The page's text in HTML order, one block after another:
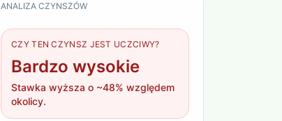
ANALIZA CZYNSZÓW
CZY TEN CZYNSZ JEST UCZCIWY?
Bardzo wysokie
Stawka wyższa o ~48% względem
okolicy.